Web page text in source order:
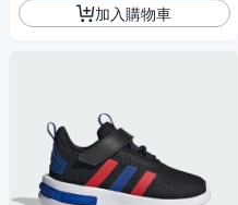
加入購物車